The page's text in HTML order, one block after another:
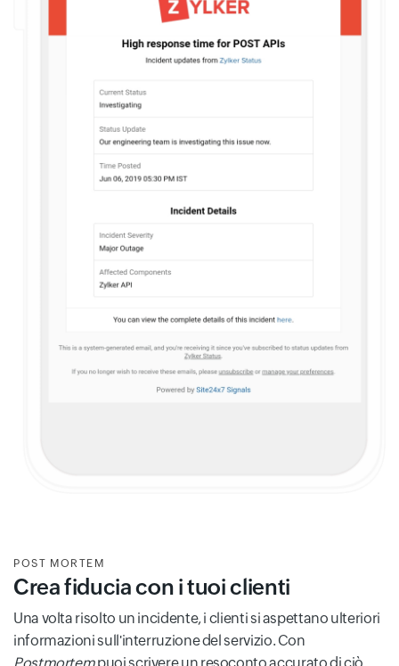
POST MORTEM
Crea fiducia con i tuoi clienti
Una volta risolto un incidente, i clienti si aspettano ulteriori
informazioni sull'interruzione del servizio. Con
Postmortempuoi scrivere un resoconto accurato di ciò